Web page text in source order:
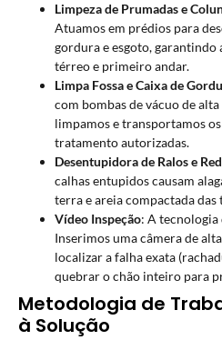
Limpeza de Prumadas e
Atuamos em prédios para
gordura e esgoto, garantindo
térreo e primeiro andar.
Limpa Fossa e Caixa de
com bombas de vácuo de
limpamos e transportamos
tratamento autorizadas.
Desentupidora de Ralos e
calhas entupidos causam
terra e areia compactada
Vídeo Inspeção: A tecnologia
Inserimos uma câmera de
localizar a falha exata
quebrar o chão inteiro para
Metodologia de
à Solução